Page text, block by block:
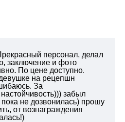
персонал, делал
заключение и фото
По цене доступно.
на рецепшн
За
забыл
не дозвонилась) прошу
от вознаграждения